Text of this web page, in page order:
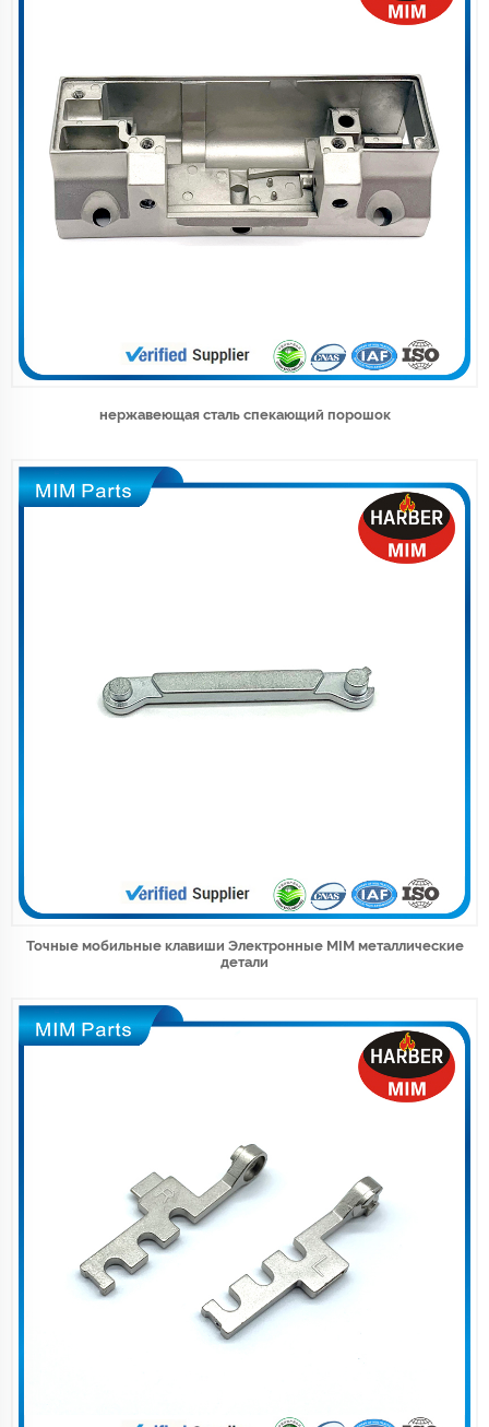
нержавеющая сталь спекающий порошок
Точные мобильные клавиши Электронные MIM металлические
детали